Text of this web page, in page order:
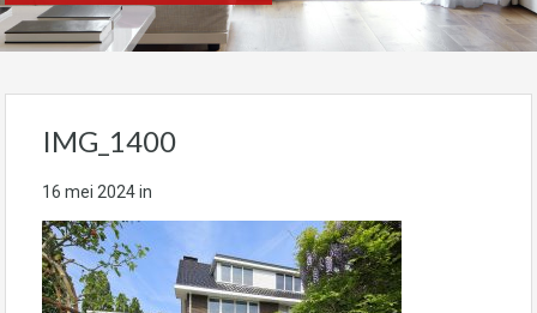
IMG_1400
16 mei 2024in